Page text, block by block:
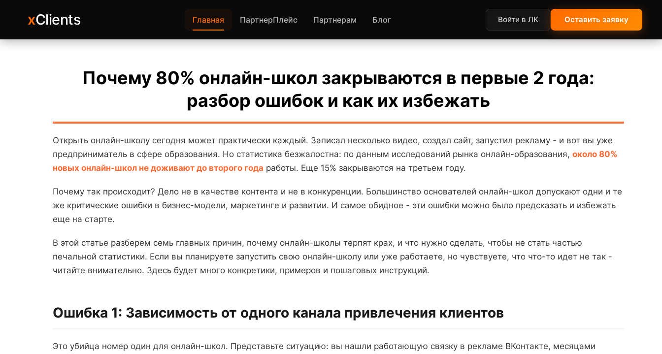
xClients Главная ПартнерПлейс Партнерам Блог Войти в ЛК Оставить заявку
Почему 80% онлайн-школ закрываются в первые 2 года:
разбор ошибок и как их избежать
Открыть онлайн-школу сегодня может практически каждый. Записал несколько видео, создал сайт, запустил рекламу - и вот вы уже
предприниматель в сфере образования. Но статистика безжалостна: по данным исследований рынка онлайн-образования, около 80%
новых онлайн-школ не доживают до второго года работы. Еще 15% закрываются на третьем году.
Почему так происходит? Дело не в качестве контента и не в конкуренции. Большинство основателей онлайн-школ допускают одни и те
же критические ошибки в бизнес-модели, маркетинге и развитии. И самое обидное - эти ошибки можно было предсказать и избежать
еще на старте.
В этой статье разберем семь главных причин, почему онлайн-школы терпят крах, и что нужно сделать, чтобы не стать частью
печальной статистики. Если вы планируете запустить свою онлайн-школу или уже работаете, но чувствуете, что что-то идет не так -
читайте внимательно. Здесь будет много конкретики, примеров и пошаговых инструкций.
Ошибка 1: Зависимость от одного канала привлечения клиентов
Это убийца номер один для онлайн-школ. Представьте ситуацию: вы нашли работающую связку в рекламе ВКонтакте, месяцами